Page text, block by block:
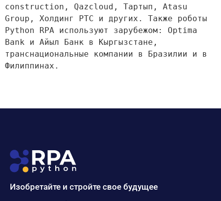
construction, Qazcloud, Тартып, Atasu
Group, Холдинг PTC и других. Также роботы
Python RPA используют зарубежом: Optima
Bank и Айыл Банк в Кыргызстане,
транснациональные компании в Бразилии и в
Филиппинах.
Изобретайте и стройте свое будущее